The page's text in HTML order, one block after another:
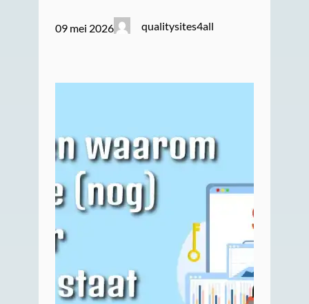
09 mei 2026 qualitysites4all